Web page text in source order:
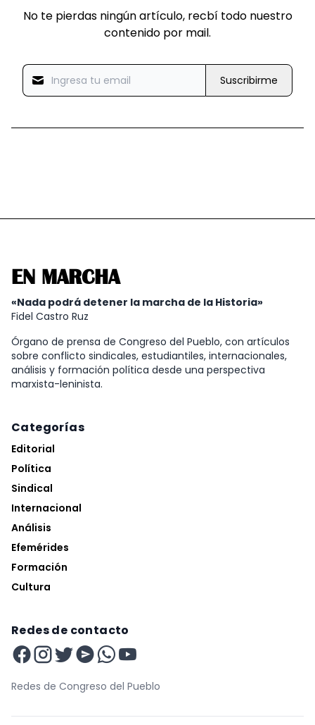
No te pierdas ningún artículo, recbí todo nuestro
contenido por mail.
Suscribirme
EN MARCHA
«Nada podrá detener la marcha de la Historia»
Fidel Castro Ruz
Órgano de prensa de Congreso del Pueblo, con artículos
sobre conflicto sindicales, estudiantiles, internacionales,
análisis y formación política desde una perspectiva
marxista-leninista.
Categorías
Editorial
Política
Sindical
Internacional
Análisis
Efemérides
Formación
Cultura
Redes de contacto
Redes de Congreso del Pueblo